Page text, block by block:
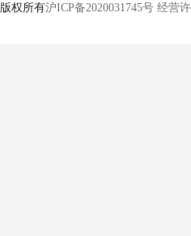
权所有沪ICP备2020031745号 经营